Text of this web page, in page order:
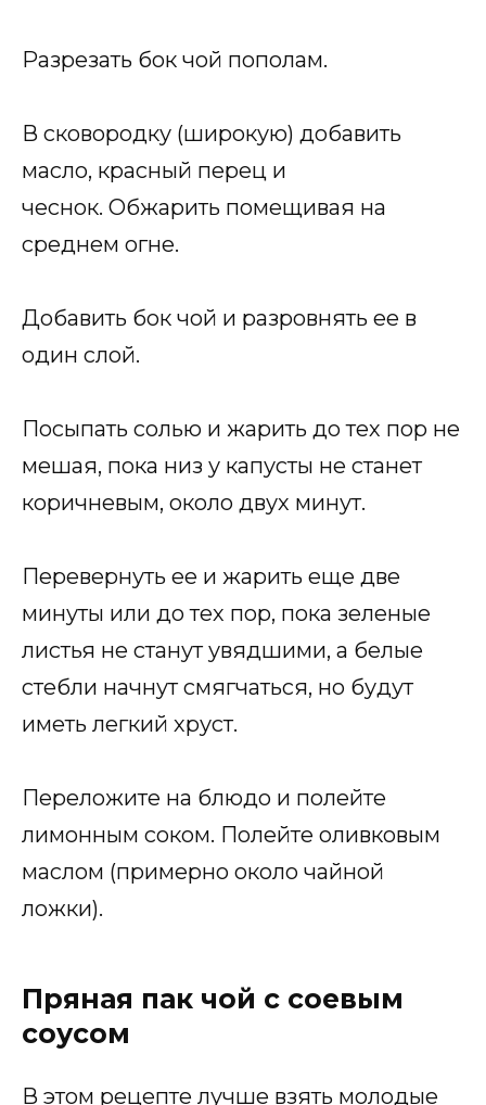
Разрезать бок чой пополам.
В сковородку (широкую) добавить
масло, красный перец и
чеснок. Обжарить помещивая на
среднем огне.
Добавить бок чой и разровнять ее в
один слой.
Посыпать солью и жарить до тех пор не
мешая, пока низ у капусты не станет
коричневым, около двух минут.
Перевернуть ее и жарить еще две
минуты или до тех пор, пока зеленые
листья не станут увядшими, а белые
стебли начнут смягчаться, но будут
иметь легкий хруст.
Переложите на блюдо и полейте
лимонным соком. Полейте оливковым
маслом (примерно около чайной
ложки).
Пряная пак чой с соевым
соусом
В этом рецепте лучше взять молодые